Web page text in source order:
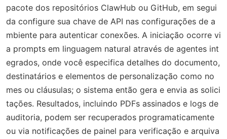
pacote dos repositórios ClawHub ou GitHub, em segui
da configure sua chave de API nas configurações de a
mbiente para autenticar conexões. A iniciação ocorre vi
a prompts em linguagem natural através de agentes int
egrados, onde você especifica detalhes do documento,
destinatários e elementos de personalização como no
mes ou cláusulas; o sistema então gera e envia as solici
tações. Resultados, incluindo PDFs assinados e logs de
auditoria, podem ser recuperados programaticamente
ou via notificações de painel para verificação e arquiva